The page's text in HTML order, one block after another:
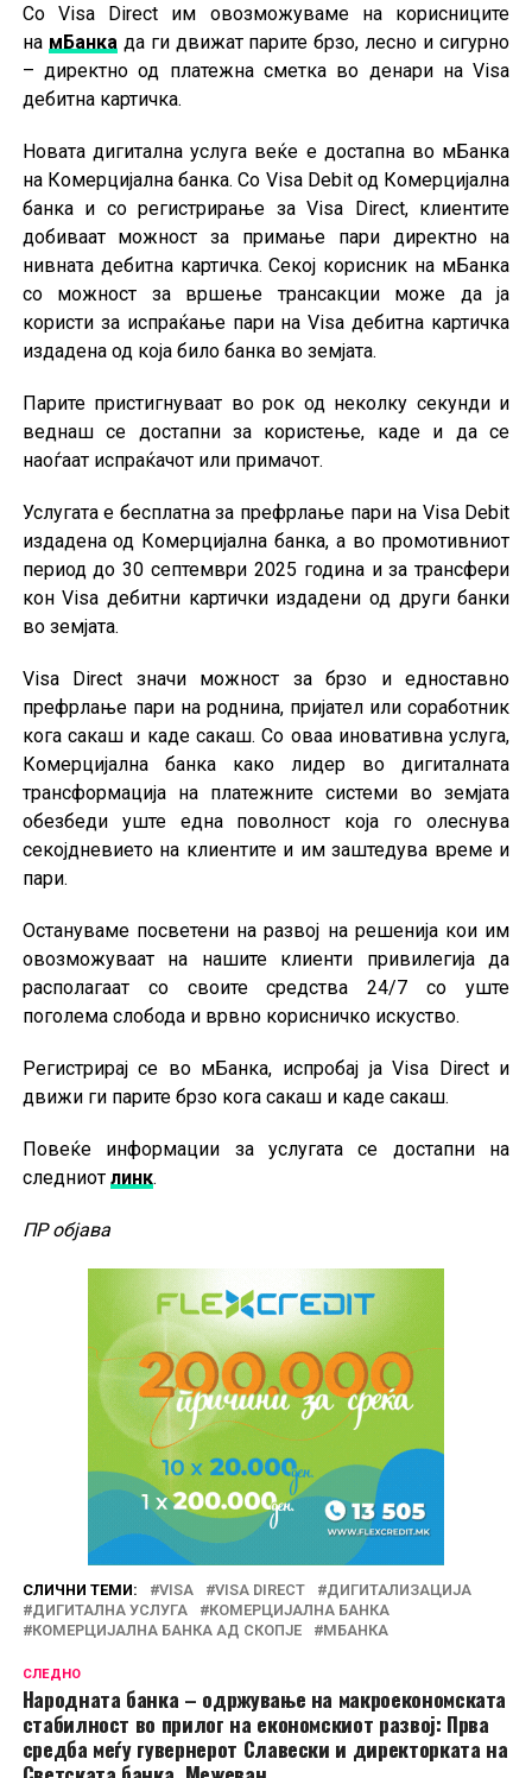
Со Visa Direct им овозможуваме на корисниците
на мБанкада ги движат парите брзо, лесно и сигурно
– директно од платежна сметка во денари на Visa
дебитна картичка.
Новата дигитална услуга веќе е достапна во мБанка
на Комерцијална банка. Со Visa Debit од Комерцијална
банка и со регистрирање за Visa Direct, клиентите
добиваат можност за примање пари директно на
нивната дебитна картичка. Секој корисник на мБанка
со можност за вршење трансакции може да ја
користи за испраќање пари на Visa дебитна картичка
издадена од која било банка во земјата.
Парите пристигнуваат во рок од неколку секунди и
веднаш се достапни за користење, каде и да се
наоѓаат испраќачот или примачот.
Услугата е бесплатна за префрлање пари на Visa Debit
издадена од Комерцијална банка, а во промотивниот
период до 30 септември 2025 година и за трансфери
кон Visa дебитни картички издадени од други банки
во земјата.
Visa Direct значи можност за брзо и едноставно
префрлање пари на роднина, пријател или соработник
кога сакаш и каде сакаш. Со оваа иновативна услуга,
Комерцијална банка како лидер во дигиталната
трансформација на платежните системи во земјата
обезбеди уште една поволност која го олеснува
секојдневието на клиентите и им заштедува време и
пари.
Остануваме посветени на развој на решенија кои им
овозможуваат на нашите клиенти привилегија да
располагаат со своите средства 24/7 со уште
поголема слобода и врвно корисничко искуство.
Регистрирај се во мБанка, испробај ја Visa Direct и
движи ги парите брзо кога сакаш и каде сакаш.
Повеќе информации за услугата се достапни на
следниот линк.
ПР објава
СЛИЧНИ ТЕМИ: VISA VISA DIRECT
ДИГИТАЛИЗАЦИЈА
ДИГИТАЛНА УСЛУГА
КОМЕРЦИЈАЛНА БАНКА
КОМЕРЦИЈАЛНА БАНКА АД СКОПЈЕ
МБАНКА
СЛЕДНО
Народната банка – одржување на макроекономската
стабилност во прилог на економскиот развој: Прва
средба меѓу гувернерот Славески и директорката на